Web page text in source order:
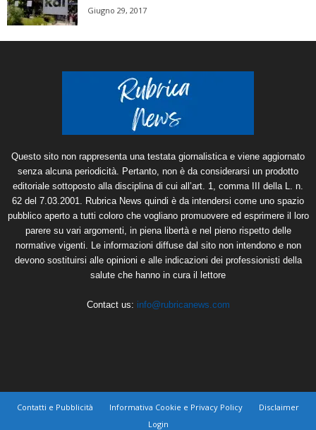
Giugno 29, 2017
Questo sito non rappresenta una testata giornalistica e viene aggiornato
senza alcuna periodicità. Pertanto, non è da considerarsi un prodotto
editoriale sottoposto alla disciplina di cui all’art. 1, comma III della L. n.
62 del 7.03.2001. Rubrica News quindi è da intendersi come uno spazio
pubblico aperto a tutti coloro che vogliano promuovere ed esprimere il loro
parere su vari argomenti, in piena libertà e nel pieno rispetto delle
normative vigenti. Le informazioni diffuse dal sito non intendono e non
devono sostituirsi alle opinioni e alle indicazioni dei professionisti della
salute che hanno in cura il lettore
Contact us: info@rubricanews.com
Contatti e Pubblicità Informativa Cookie e Privacy Policy
Disclaimer
Login